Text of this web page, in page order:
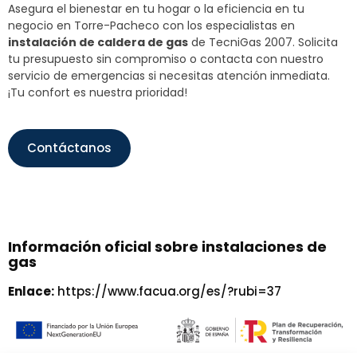
Asegura el bienestar en tu hogar o la eficiencia en tu
negocio en Torre-Pacheco con los especialistas en
instalación de caldera de gas de TecniGas 2007. Solicita
tu presupuesto sin compromiso o contacta con nuestro
servicio de emergencias si necesitas atención inmediata.
¡Tu confort es nuestra prioridad!
Contáctanos
Información oficial sobre instalaciones de
gas
Enlace: https://www.facua.org/es/?rubi=37